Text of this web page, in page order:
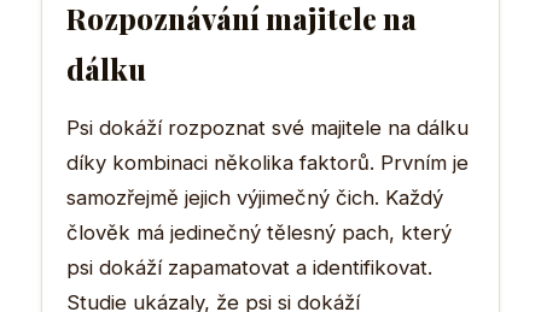
Rozpoznávání majitele na
dálku
Psi dokáží rozpoznat své majitele na dálku
díky kombinaci několika faktorů. Prvním je
samozřejmě jejich výjimečný čich. Každý
člověk má jedinečný tělesný pach, který
psi dokáží zapamatovat a identifikovat.
Studie ukázaly, že psi si dokáží